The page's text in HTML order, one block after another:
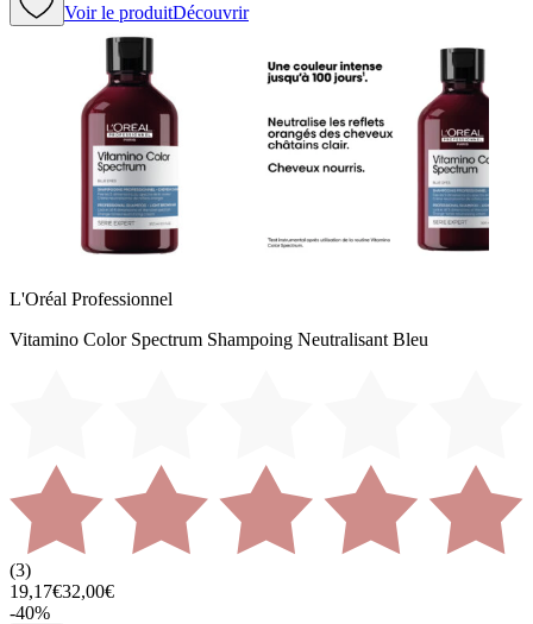
Voir le produitDécouvrir
L'Oréal Professionnel
Vitamino Color Spectrum Shampoing Neutralisant Bleu
(3)
19,17€32,00€
-40%